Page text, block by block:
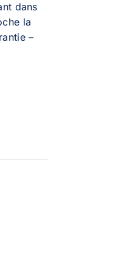
dans
la
–